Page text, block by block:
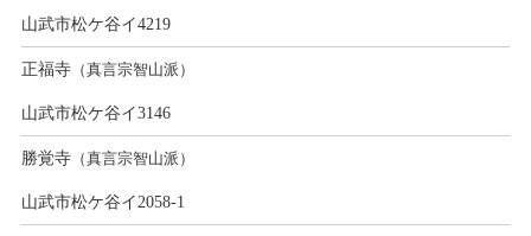
山武市松ケ谷イ4219
正福寺（真言宗智山派）
山武市松ケ谷イ3146
勝覚寺（真言宗智山派）
山武市松ケ谷イ2058-1